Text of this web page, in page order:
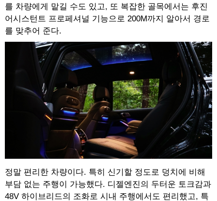
를 차량에게 맡길 수도 있고, 또 복잡한 골목에서는 후진
어시스턴트 프로페셔널 기능으로 200M까지 알아서 경로
를 맞추어 준다.
정말 편리한 차량이다. 특히 신기할 정도로 덩치에 비해
부담 없는 주행이 가능했다. 디젤엔진의 두터운 토크감과
48V 하이브리드의 조화로 시내 주행에서도 편리했고, 특